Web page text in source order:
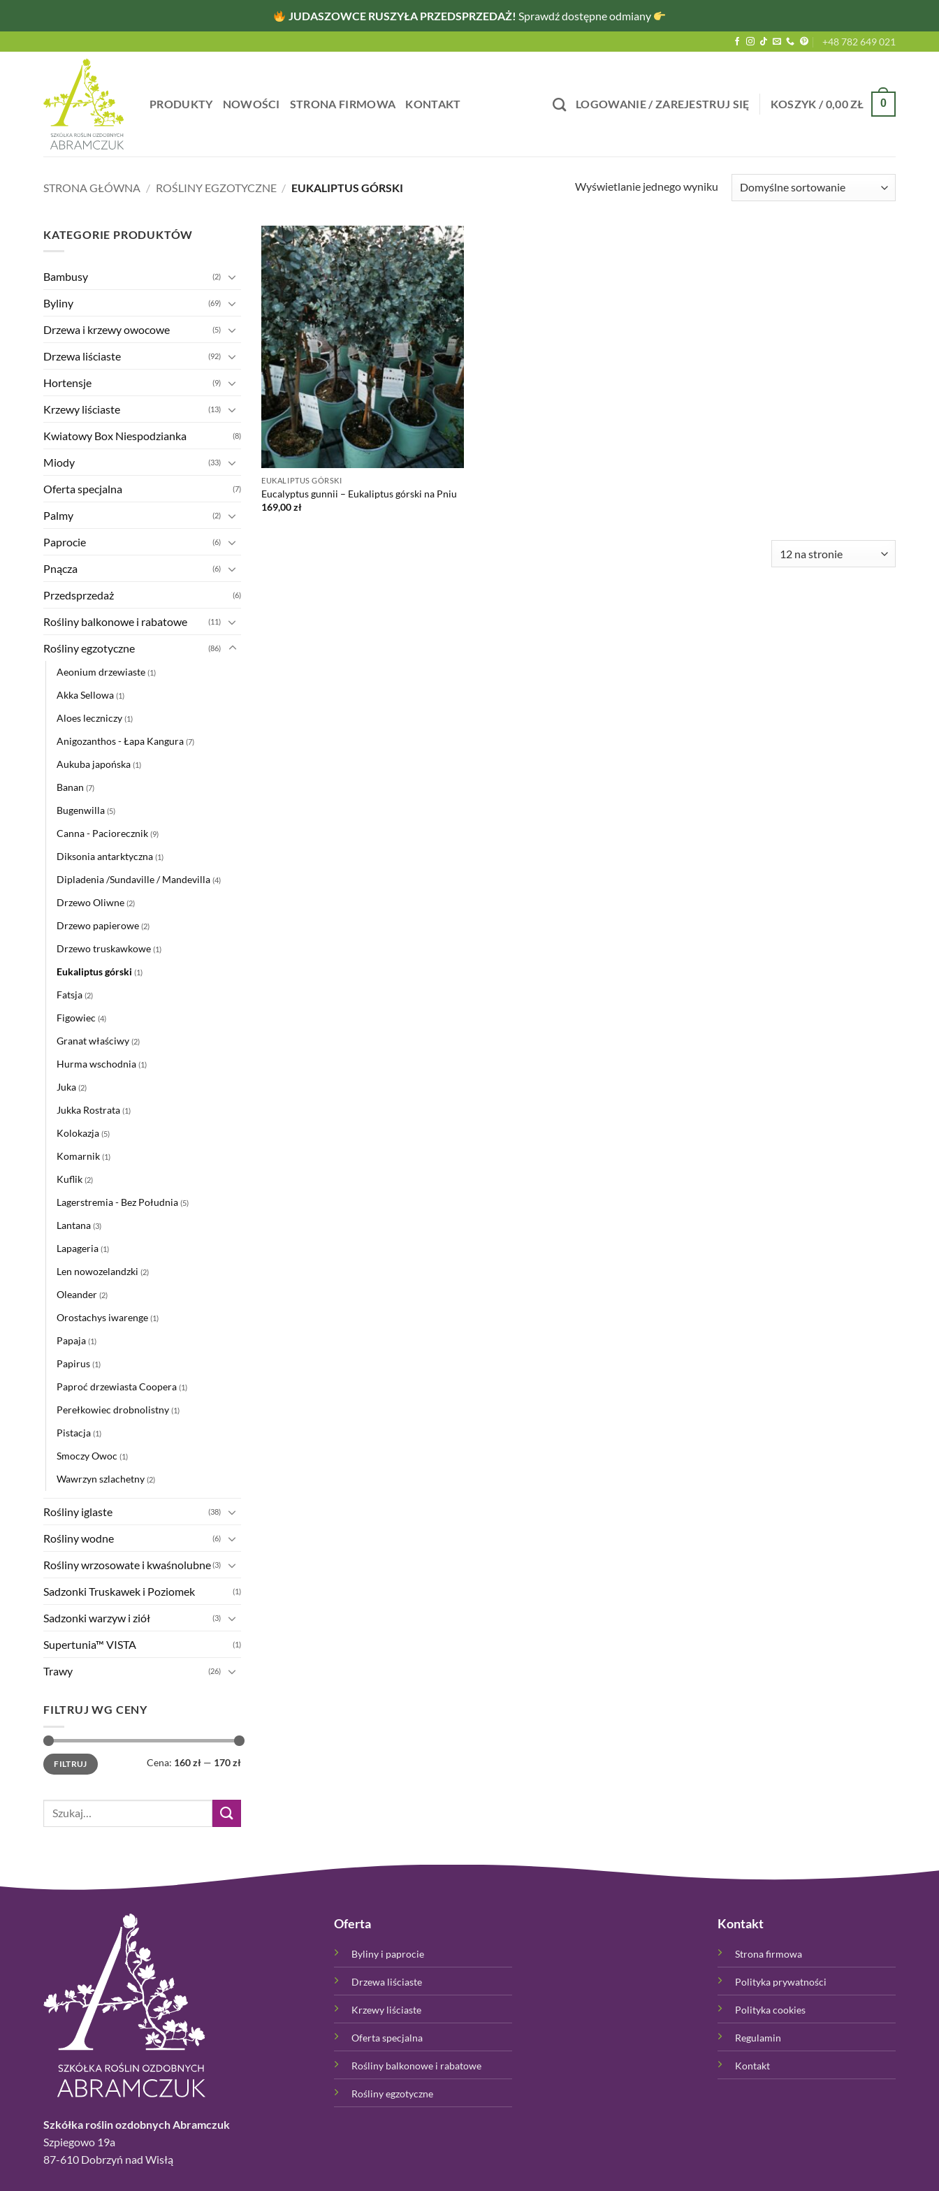
JUDASZOWCE RUSZYŁA PRZEDSPRZEDAŻ! Sprawdź dostępne odmiany
+48 782 649 021
PRODUKTY NOWOŚCI STRONA FIRMOWA KONTAKT LOGOWANIE / ZAREJESTRUJ SIĘ KOSZYK /0,00ZŁ 0
STRONA GŁÓWNA / ROŚLINY EGZOTYCZNE / EUKALIPTUS GÓRSKI Wyświetlanie jednego wyniku
KATEGORIE PRODUKTÓW
Bambusy (2)
Byliny (69)
Drzewa i krzewy owocowe (5)
Drzewa liściaste (92)
Hortensje (9)
Krzewy liściaste (13)
Kwiatowy Box Niespodzianka (8)
Miody (33)
Oferta specjalna (7)
Palmy (2)
Paprocie (6)
Pnącza (6)
Przedsprzedaż (6)
Rośliny balkonowe i rabatowe (11)
Rośliny egzotyczne (86)
Aeonium drzewiaste (1)
Akka Sellowa (1)
Aloes leczniczy (1)
Anigozanthos - Łapa Kangura (7)
Aukuba japońska (1)
Banan (7)
Bugenwilla (5)
Canna - Paciorecznik (9)
Diksonia antarktyczna (1)
Dipladenia /Sundaville / Mandevilla (4)
Drzewo Oliwne (2)
Drzewo papierowe (2)
Drzewo truskawkowe (1)
Eukaliptus górski (1)
Fatsja (2)
Figowiec (4)
Granat właściwy (2)
Hurma wschodnia (1)
Juka (2)
Jukka Rostrata (1)
Kolokazja (5)
Komarnik (1)
Kuflik (2)
Lagerstremia - Bez Południa (5)
Lantana (3)
Lapageria (1)
Len nowozelandzki (2)
Oleander (2)
Orostachys iwarenge (1)
Papaja (1)
Papirus (1)
Paproć drzewiasta Coopera (1)
Perełkowiec drobnolistny (1)
Pistacja (1)
Smoczy Owoc (1)
Wawrzyn szlachetny (2)
Rośliny iglaste (38)
Rośliny wodne (6)
Rośliny wrzosowate i kwaśnolubne(3)
Sadzonki Truskawek i Poziomek (1)
Sadzonki warzyw i ziół (3)
Supertunia™ VISTA (1)
Trawy (26)
FILTRUJ WG CENY
Cena
min
Cena
maxFILTRUJ Cena: 160 zł— 170 zł
Szukaj:
EUKALIPTUS GÓRSKI
Eucalyptus gunnii – Eukaliptus górski na Pniu
169,00zł
Szkółka roślin ozdobnych Abramczuk
Szpiegowo 19a
87-610 Dobrzyń nad Wisłą
Oferta
Byliny i paprocie
Drzewa liściaste
Krzewy liściaste
Oferta specjalna
Rośliny balkonowe i rabatowe
Rośliny egzotyczne
Kontakt
Strona firmowa
Polityka prywatności
Polityka cookies
Regulamin
Kontakt